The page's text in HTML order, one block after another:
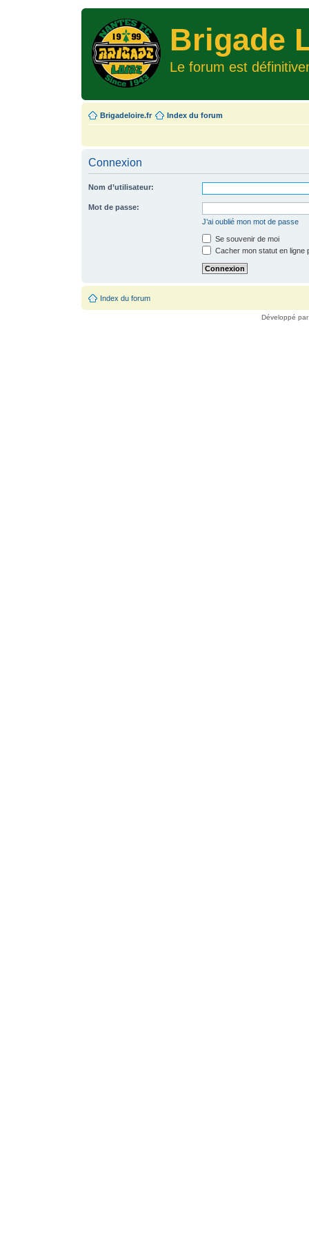
Brigade
Le forum est
Brigadeloire.fr Index du forum
Connexion
Nom d’utilisateur:
Mot de passe:
J’ai oublié mon mot de passe
Se souvenir de moi
Cacher mon statut en ligne
Index du forum
Développé